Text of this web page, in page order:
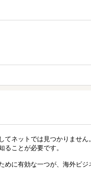
てネットでは見つかりませ
ることが必要です。
めに有効な一つが、海外ビ